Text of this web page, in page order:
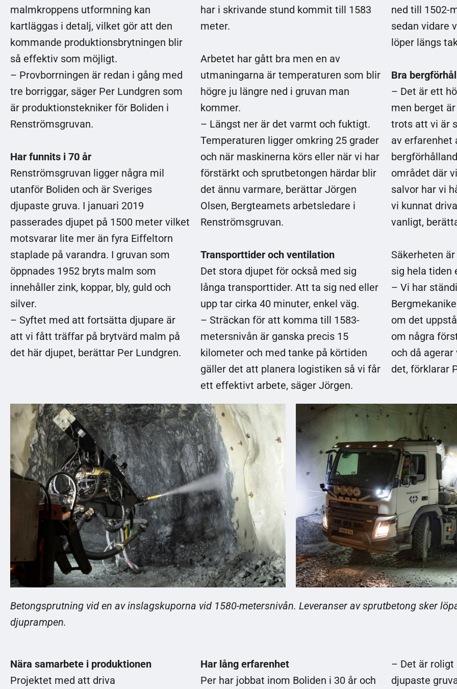
malmkroppens utformning kan
kartläggas i detalj, vilket gör att den
kommande produktionsbrytningen blir
så effektiv som möjligt.
– Provborrningen är redan i gång med
tre borriggar, säger Per Lundgren som
är produktionstekniker för Boliden i
Renströmsgruvan.
Har funnits i 70 år
Renströmsgruvan ligger några mil
utanför Boliden och är Sveriges
djupaste gruva. I januari 2019
passerades djupet på 1500 meter vilket
motsvarar lite mer än fyra Eiffeltorn
staplade på varandra. I gruvan som
öppnades 1952 bryts malm som
innehåller zink, koppar, bly, guld och
silver.
– Syftet med att fortsätta djupare är
att vi fått träffar på brytvärd malm på
det här djupet, berättar Per Lundgren.
har i skrivande stund kommit till 1583
meter.
Arbetet har gått bra men en av
utmaningarna är temperaturen som blir
högre ju längre ned i gruvan man
kommer.
– Längst ner är det varmt och fuktigt.
Temperaturen ligger omkring 25 grader
och när maskinerna körs eller när vi har
förstärkt och sprutbetongen härdar blir
det ännu varmare, berättar Jörgen
Olsen, Bergteamets arbetsledare i
Renströmsgruvan.
Transporttider och ventilation
Det stora djupet för också med sig
långa transporttider. Att ta sig ned eller
upp tar cirka 40 minuter, enkel väg.
– Sträckan för att komma till 1583-
metersnivån är ganska precis 15
kilometer och med tanke på körtiden
gäller det att planera logistiken så vi får
ett effektivt arbete, säger Jörgen.
ned till 1502-
sedan vidare
löper längs
Bra
– Det är ett
men berget
trots att vi är
av erfarenhet
området där
salvor har vi
vi kunnat
vanligt,
Säkerheten
sig hela tiden
– Vi har
om det
om några
och då
det, förklarar
Betongsprutning vid en av inslagskuporna vid 1580-metersnivån. Leveranser av sprutbetong sker
djuprampen.
Nära samarbete i produktionen
Projektet med att driva
Har lång erfarenhet
Per har jobbat inom Boliden i 30 år och
– Det är
djupaste